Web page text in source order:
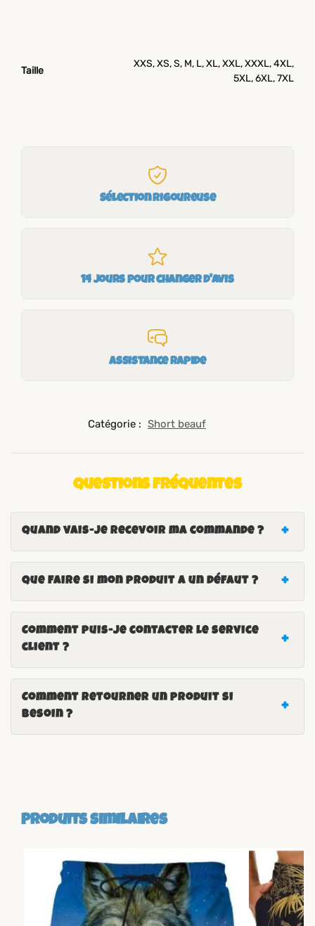
Taille
XXS, XS, S, M, L, XL, XXL, XXXL, 4XL,
5XL, 6XL, 7XL
Sélection rigoureuse
14 jours pour changer d'avis
Assistance rapide
Catégorie : Short beauf
Questions fréquentes
Quand vais-je recevoir ma commande ?
Que faire si mon produit a un défaut ?
Comment puis-je contacter le service
client ?
Comment retourner un produit si
besoin ?
Produits similaires